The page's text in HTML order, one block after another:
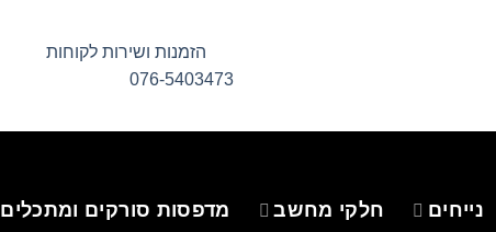
הזמנות ושירות לקוחות
076-5403473
נייחים חלקי מחשב מדפסות סורקים ומתכלים